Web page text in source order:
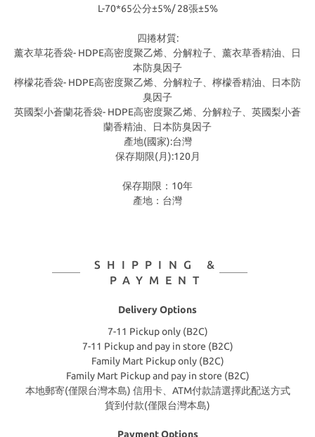
L-70*65公分±5%/ 28張±5%
四捲材質:
薰衣草花香袋- HDPE高密度聚乙烯、分解粒子、薰衣草香精油、日
本防臭因子
檸檬花香袋- HDPE高密度聚乙烯、分解粒子、檸檬香精油、日本防
臭因子
英國梨小蒼蘭花香袋- HDPE高密度聚乙烯、分解粒子、英國梨小蒼
蘭香精油、日本防臭因子
產地(國家):台灣
保存期限(月):120月
保存期限：10年
產地：台灣
SHIPPING &
PAYMENT
Delivery Options
7-11 Pickup only (B2C)
7-11 Pickup and pay in store (B2C)
Family Mart Pickup only (B2C)
Family Mart Pickup and pay in store (B2C)
本地郵寄(僅限台灣本島) 信用卡、ATM付款請選擇此配送方式
貨到付款(僅限台灣本島)
Payment Options